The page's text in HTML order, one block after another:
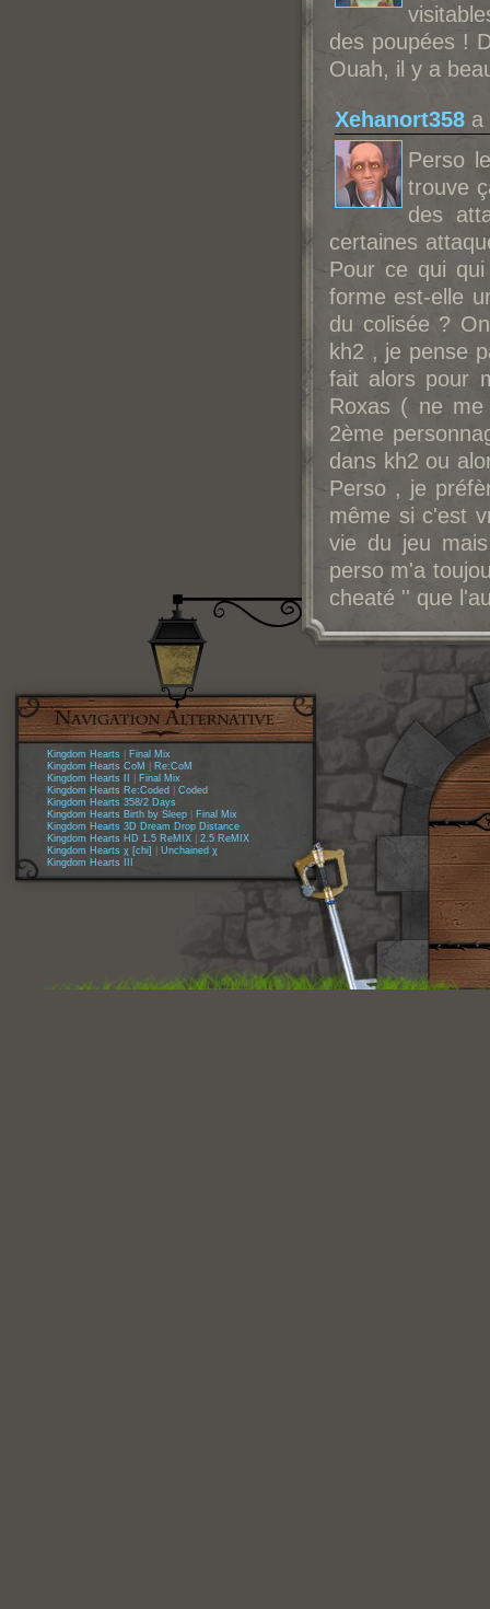
des poupées !
Ouah, il y a
Xehanort358 a
Perso
trouve
des
certaines
Pour ce qui
forme est-elle
du colisée ?
kh2 , je pense
fait alors pour
Roxas ( ne
2ème
dans kh2 ou
Perso , je
même si c'est
vie du jeu
perso m'a
cheaté '' que
Kingdom Hearts
Final Mix
Kingdom Hearts CoM
Re:CoM
Kingdom Hearts II
Final Mix
Kingdom Hearts Re:Coded
Coded
Kingdom Hearts 358/2 Days
Kingdom Hearts Birth by Sleep
Final Mix
Kingdom Hearts 3D Dream Drop Distance
Kingdom Hearts HD 1.5 ReMIX
2.5 ReMIX
Kingdom Hearts χ [chi]
Unchained χ
Kingdom Hearts III